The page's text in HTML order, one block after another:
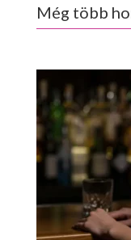
Még több